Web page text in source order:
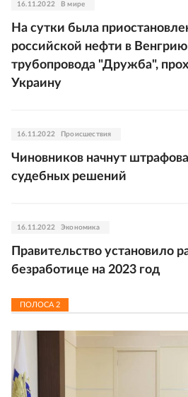
16.11.2022 В мире
На сутки была
российской нефти в
трубопровода "Дружба",
Украину
16.11.2022 Происшествия
Чиновников начнут
судебных решений
16.11.2022 Экономика
Правительство установило
безработице на 2023 год
ПОЛОСА2